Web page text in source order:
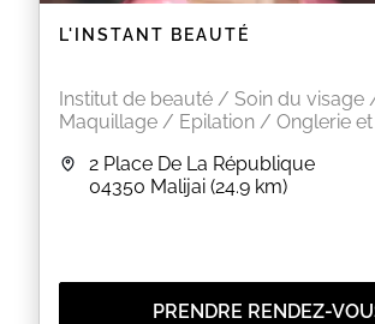
L'INSTANT BEAUTÉ
Institut de beauté / Soin du visage
Maquillage / Epilation / Onglerie
2 Place De La République
04350 Malijai (24.9 km)
PRENDRE RENDEZ-